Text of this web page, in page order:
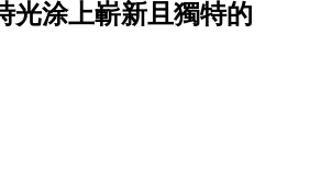
光涂上嶄新且獨特的